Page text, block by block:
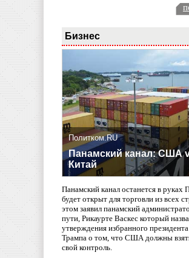
Бизнес
Политком.RU
Панамский канал: США
Китай
Панамский канал останется в руках
будет открыт для торговли из всех
этом заявил панамский
пути, Рикаурте Васкес который
утверждения избранного
Трампа о том, что США должны
свой контроль.